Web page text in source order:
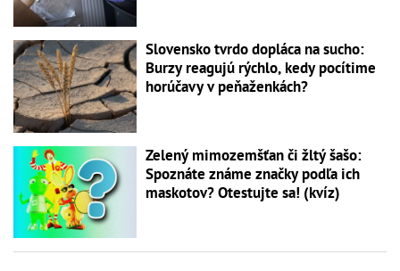
Slovensko tvrdo dopláca na sucho:
Burzy reagujú rýchlo, kedy pocítime
horúčavy v peňaženkách?
Zelený mimozemšťan či žltý šašo:
Spoznáte známe značky podľa ich
maskotov? Otestujte sa! (kvíz)